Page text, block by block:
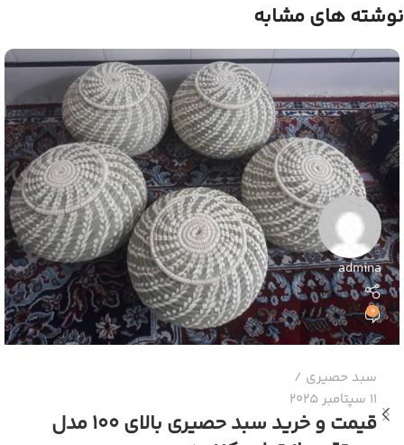
نوشته های مشابه
admina
0
سبد حصیری
11 سپتامبر 2025
قیمت و خرید سبد حصیری بالای 100 مدل